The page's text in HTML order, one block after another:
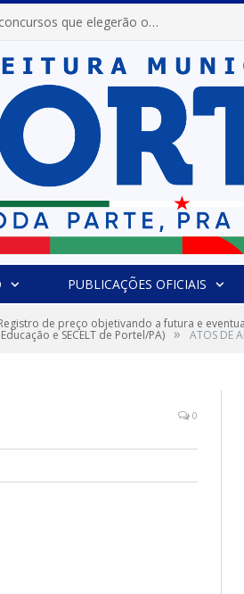
Prefeitura de Portel abre inscrições para concursos que elegerão os destaques do Verão 2026
PUBLICAÇÕES OFICIAIS
(Registro de preço objetivando a futura e
e SECELT de Portel/PA) » ATOS DE
0